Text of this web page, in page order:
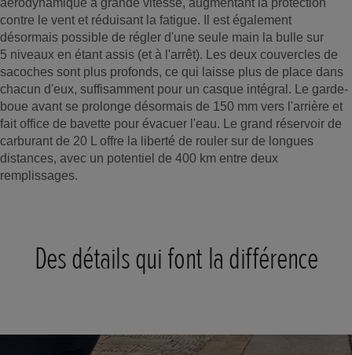
aérodynamique à grande vitesse, augmentant la protection
contre le vent et réduisant la fatigue. Il est également
désormais possible de régler d'une seule main la bulle sur
5 niveaux en étant assis (et à l'arrêt). Les deux couvercles de
sacoches sont plus profonds, ce qui laisse plus de place dans
chacun d'eux, suffisamment pour un casque intégral. Le garde-
boue avant se prolonge désormais de 150 mm vers l'arrière et
fait office de bavette pour évacuer l'eau. Le grand réservoir de
carburant de 20 L offre la liberté de rouler sur de longues
distances, avec un potentiel de 400 km entre deux
remplissages.
Des détails qui font la différence